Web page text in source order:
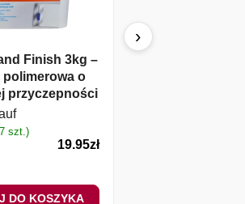
Finish 3kg –
polimerowa o
przyczepności
szt.)
19.95zł
DO KOSZYKA
›